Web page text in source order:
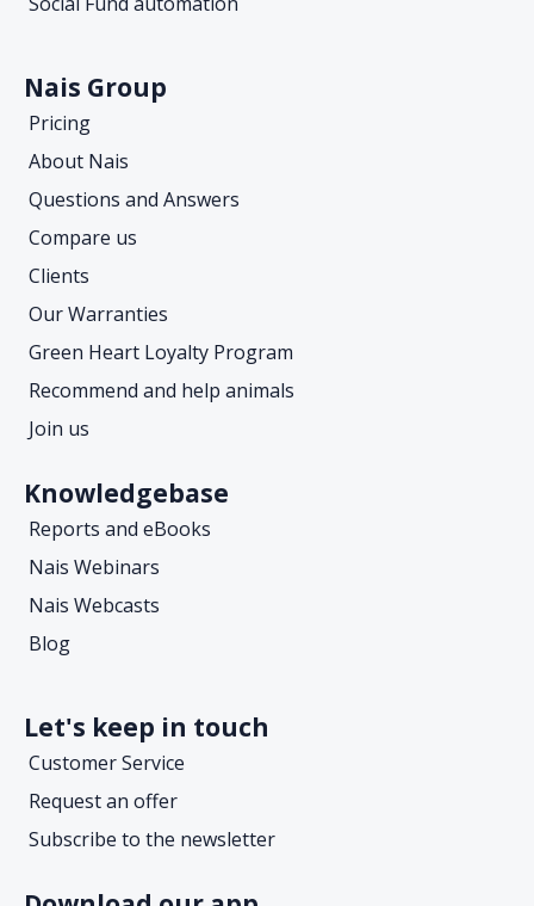
Nais Group
Pricing
About Nais
Questions and Answers
Compare us
Clients
Our Warranties
Green Heart Loyalty Program
Recommend and help animals
Join us
Knowledgebase
Reports and eBooks
Nais Webinars
Nais Webcasts
Blog
Let's keep in touch
Customer Service
Request an offer
Subscribe to the newsletter